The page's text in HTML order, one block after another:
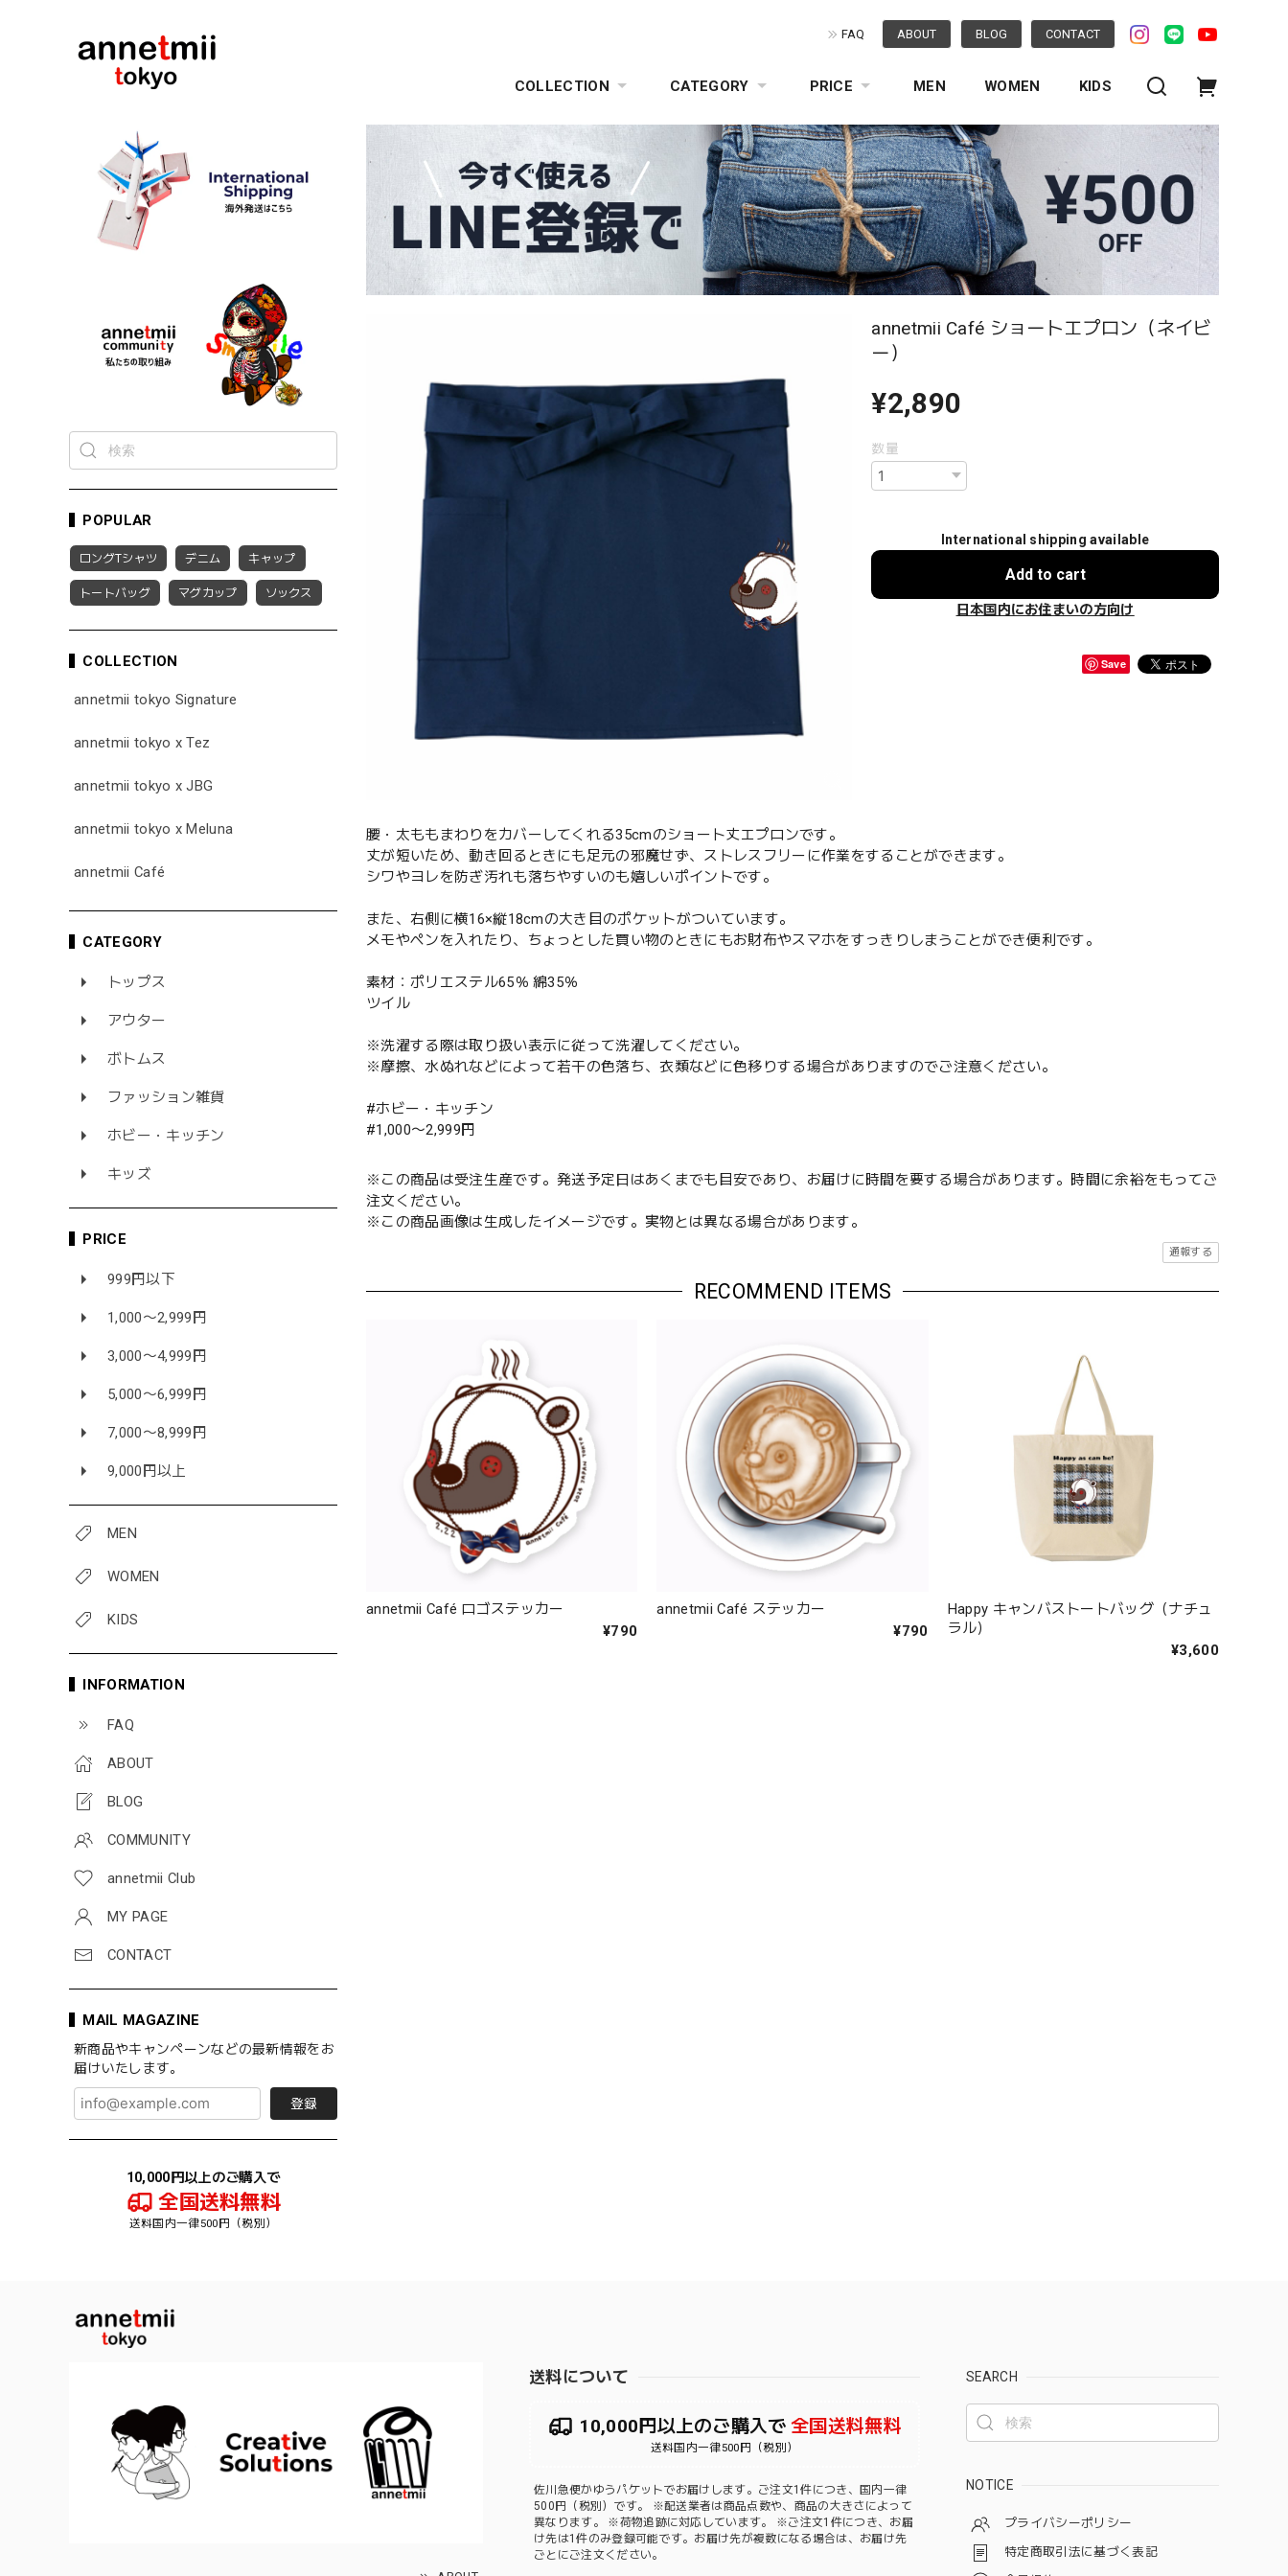
FAQ ABOUT BLOG CONTACT
COLLECTION CATEGORY PRICE MEN WOMEN KIDS
POPULAR
ロングTシャツ デニム キャップ
トートバッグ マグカップ ソックス
COLLECTION
annetmii tokyo Signature
annetmii tokyo x Tez
annetmii tokyo x JBG
annetmii tokyo x Meluna
annetmii Café
CATEGORY
トップス
アウター
ボトムス
ファッション雑貨
ホビー・キッチン
キッズ
PRICE
999円以下
1,000〜2,999円
3,000〜4,999円
5,000〜6,999円
7,000〜8,999円
9,000円以上
MEN
WOMEN
KIDS
INFORMATION
FAQ
ABOUT
BLOG
COMMUNITY
annetmii Club
MY PAGE
CONTACT
MAIL MAGAZINE
新商品やキャンペーンなどの最新情報をお
届けいたします。
登録
10,000円以上のご購入で
全国送料無料
送料国内一律500円（税別）
annetmii Café ショートエプロン（ネイビ
ー）
¥2,890
数量
International shipping available
Add to cart
日本国内にお住まいの方向け
Save
腰・太ももまわりをカバーしてくれる35cmのショート丈エプロンです。
丈が短いため、動き回るときにも足元の邪魔せず、ストレスフリーに作業をすることができます。
シワやヨレを防ぎ汚れも落ちやすいのも嬉しいポイントです。
また、右側に横16×縦18cmの大き目のポケットがついています。
メモやペンを入れたり、ちょっとした買い物のときにもお財布やスマホをすっきりしまうことができ便利です。
素材：ポリエステル65％ 綿35％
ツイル
※洗濯する際は取り扱い表示に従って洗濯してください。
※摩擦、水ぬれなどによって若干の色落ち、衣類などに色移りする場合がありますのでご注意ください。
#ホビー・キッチン
#1,000〜2,999円
※この商品は受注生産です。発送予定日はあくまでも目安であり、お届けに時間を要する場合があります。時間に余裕をもってご
注文ください。
※この商品画像は生成したイメージです。実物とは異なる場合があります。
通報する
RECOMMEND ITEMS
annetmii Café ロゴステッカー
¥790
annetmii Café ステッカー
¥790
Happy キャンバストートバッグ（ナチュ
ラル）
¥3,600
送料について
10,000円以上のご購入で 全国送料無料
送料国内一律500円（税別）
佐川急便かゆうパケットでお届けします。ご注文1件につき、国内一律
500円（税別）です。 ※配送業者は商品点数や、商品の大きさによって
異なります。 ※荷物追跡に対応しています。 ※ご注文1件につき、お届
け先は1件のみ登録可能です。お届け先が複数になる場合は、お届け先
ごとにご注文ください。
SEARCH
NOTICE
プライバシーポリシー
特定商取引法に基づく表記